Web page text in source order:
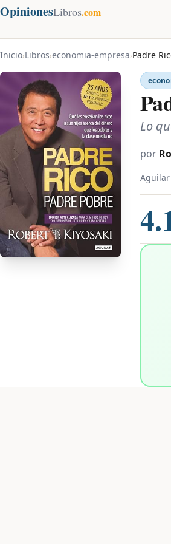
OpinionesLibros.com
Inicio›Libros›economia-empresa›Padre
Lo
por
Aguilar